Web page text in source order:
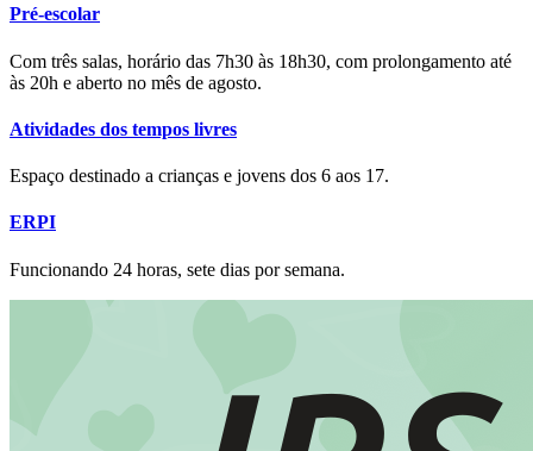
Pré-escolar
Com três salas, horário das 7h30 às 18h30, com prolongamento até
às 20h e aberto no mês de agosto.
Atividades dos tempos livres
Espaço destinado a crianças e jovens dos 6 aos 17.
ERPI
Funcionando 24 horas, sete dias por semana.